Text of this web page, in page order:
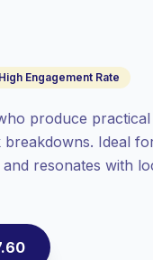
High Engagement Rate
produce
Ideal
resonates with
styling that
მიერ
=